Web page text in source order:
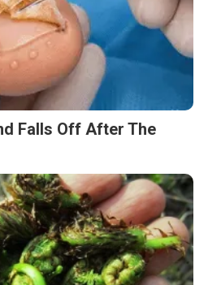
Falls Off After The